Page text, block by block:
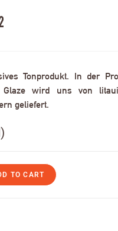
Tonprodukt. In der
Glaze wird uns von
geliefert.
TO CART